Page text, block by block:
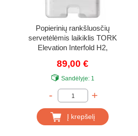
Popierinių rankšluosčių
servetėlėmis laikiklis TORK
Elevation Interfold H2,
89,00 €
Sandėlyje:1
- +
Į krepšelį